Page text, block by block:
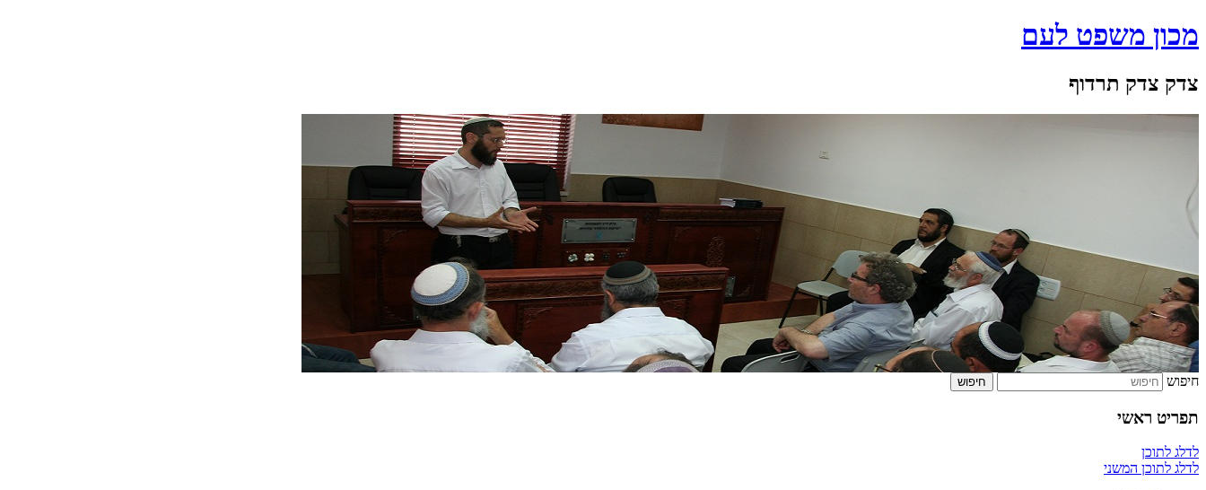
מכון משפט לעם
צדק צדק תרדוף
חיפוש
תפריט ראשי
לדלג לתוכן
לדלג לתוכן המשני